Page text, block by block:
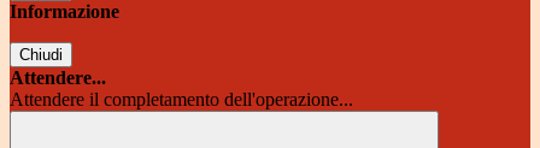
Informazione
Chiudi
Attendere...
Attendere il completamento dell'operazione...